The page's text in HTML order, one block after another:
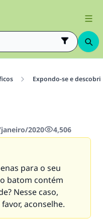
Expondo-se e
2020 4,506
para o seu
batom contém
Nesse caso,
aconselhe.